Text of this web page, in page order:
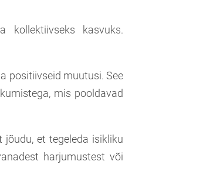
kollektiivseks kasvuks.
positiivseid muutusi. See
mis pooldavad
et tegeleda isikliku
harjumustest või